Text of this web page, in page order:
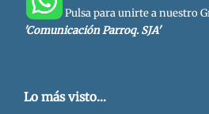
Pulsa para unirte a nuestro
'Comunicación Parroq. SJA'
Lo más visto...